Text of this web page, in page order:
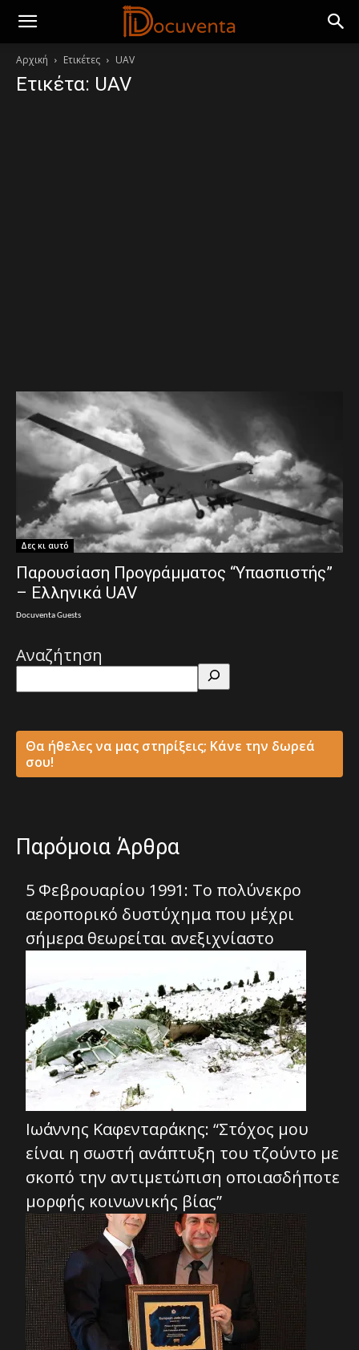
Αρχική Ετικέτες UAV
Ετικέτα: UAV
Δες κι αυτό
Παρουσίαση Προγράμματος “Υπασπιστής”
– Ελληνικά UAV
Docuventa Guests
Αναζήτηση
Θα ήθελες να μας στηρίξεις; Κάνε την δωρεά
σου!
Παρόμοια Άρθρα
5 Φεβρουαρίου 1991: Το πολύνεκρο
αεροπορικό δυστύχημα που μέχρι
σήμερα θεωρείται ανεξιχνίαστο
Ιωάννης Καφενταράκης: “Στόχος μου
είναι η σωστή ανάπτυξη του τζούντο με
σκοπό την αντιμετώπιση οποιασδήποτε
μορφής κοινωνικής βίας”